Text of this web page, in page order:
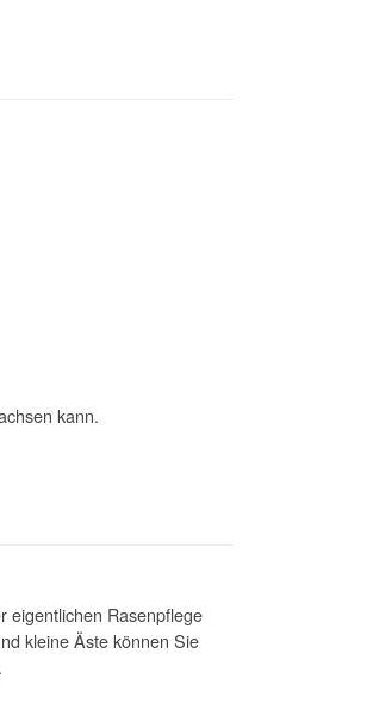
kann.
eigentlichen Rasenpflege
kleine Äste können Sie